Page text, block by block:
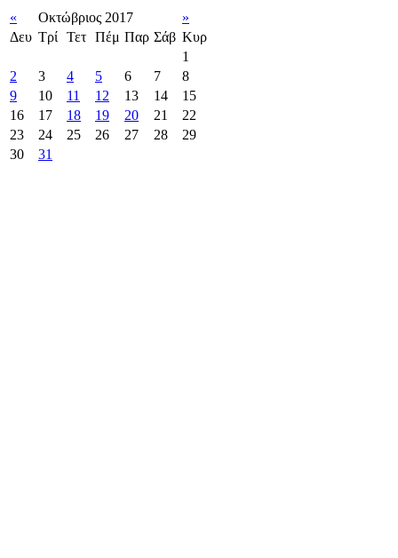
« Οκτώβριος 2017
»
Δευ Τρί Τετ Πέμ Παρ Σάβ Κυρ
1
2
3 4 5 6 7
8
9
10 11 12 13 14
15
16
17 18 19 20 21
22
23
24 25 26 27 28
29
30
31